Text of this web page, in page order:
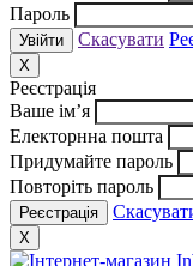
Пароль
Скасувати
X
Реєстрація
Ваше ім’я
Електорнна пошта
Придумайте пароль
Повторіть пароль
X